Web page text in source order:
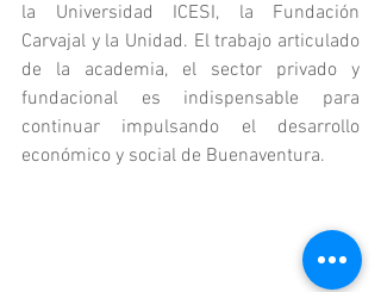
la Universidad ICESI, la Fundación
Carvajal y la Unidad. El trabajo articulado
de la academia, el sector privado y
fundacional es indispensable para
continuar impulsando el desarrollo
económico y social de Buenaventura.